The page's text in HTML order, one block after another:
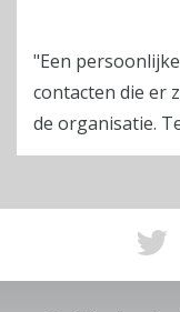
"Een
contacten die er
de organisatie.